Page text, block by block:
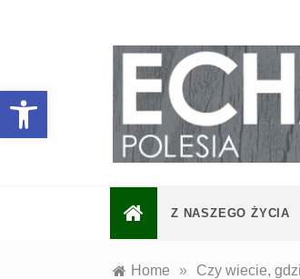
Otwórz pasek narzędzi
Z NASZEGO ŻYCIA
Home » Czy wiecie,